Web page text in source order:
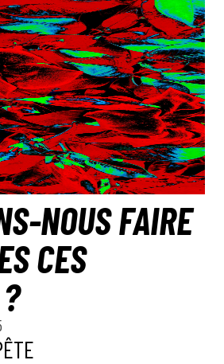
NOUS FAIRE
CES